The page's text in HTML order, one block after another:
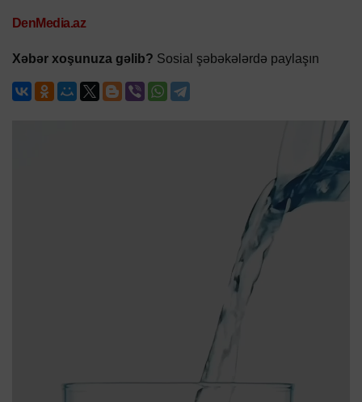
DenMedia.az
Xəbər xoşunuza gəlib? Sosial şəbəkələrdə paylaşın